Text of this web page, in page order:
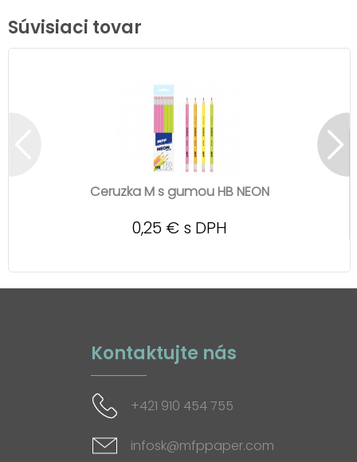
Súvisiaci tovar
Ceruzka M s gumou HB NEON
0,25 € s DPH
Kontaktujte nás
+421 910 454 755
infosk@mfppaper.com